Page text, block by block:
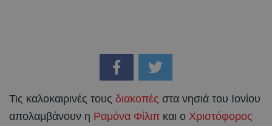
Τις καλοκαιρινές τους διακοπές στα νησιά του Ιονίου
απολαμβάνουν η Ραμόνα Φίλιπ και ο Χριστόφορος